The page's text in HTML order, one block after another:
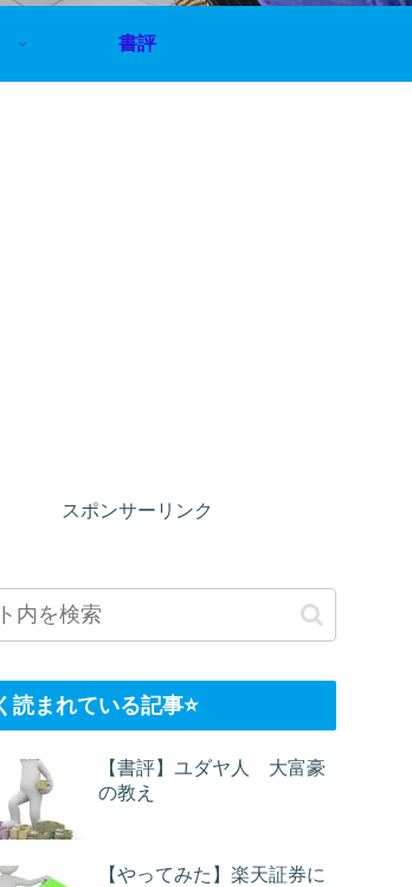
書評
スポンサーリンク
読まれている記事⭐️
【書評】ユダヤ人 大富豪
の教え
【やってみた】楽天証券に